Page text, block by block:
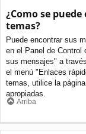
¿Como se
temas?
Puede encontrar sus
en el Panel de Control
sus mensajes" a
el menú "Enlaces
temas, utilice la
apropiadas.
Arriba